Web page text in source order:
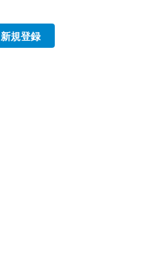
新規登録